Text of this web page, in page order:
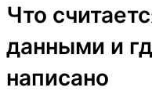
Что
данными и
написано